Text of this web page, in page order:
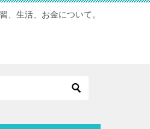
、生活、お金について。